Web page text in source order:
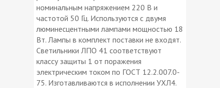
номинальным напряжением 220 В и
частотой 50 Гц. Используются с двумя
люминесцентными лампами мощностью 18
Вт. Лампы в комплект поставки не входят.
Светильники ЛПО 41 соответствуют
классу защиты 1 от поражения
электрическим током по ГОСТ 12.2.007.0-
75. Изготавливаются в исполнении УХЛ4.